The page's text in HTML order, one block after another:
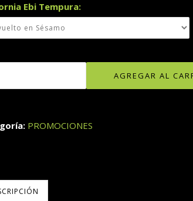
Ebi Tempura:
PROMOCIONES